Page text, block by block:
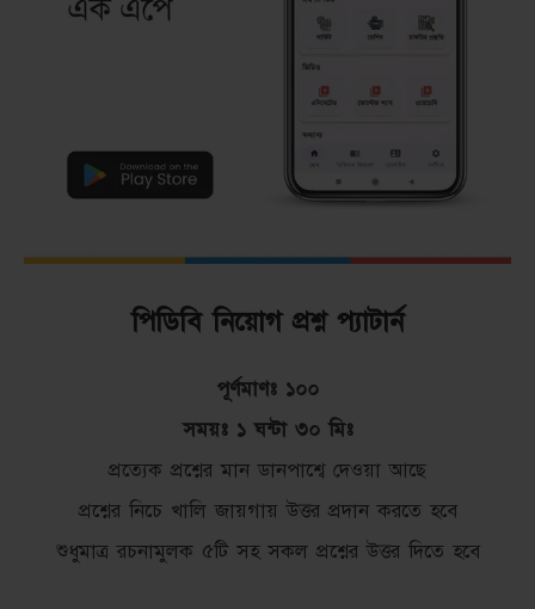
পিডিবি নিয়োগ প্রশ্ন প্যাটার্ন
পূর্ণমাণঃ ১০০
সময়ঃ ১ ঘন্টা ৩০ মিঃ
প্রত্যেক প্রশ্নের মান ডানপাশ্বে দেওয়া আছে
প্রশ্নের নিচে খালি জায়গায় উত্তর প্রদান করতে হবে
শুধুমাত্র রচনামুলক ৫টি সহ সকল প্রশ্নের উত্তর দিতে হবে